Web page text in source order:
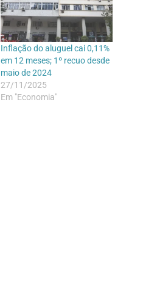
Inflação do aluguel cai 0,11%
em 12 meses; 1º recuo desde
maio de 2024
27/11/2025
Em "Economia"